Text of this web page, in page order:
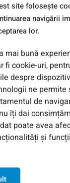
site foloseşte
navigării
lor.
mai bună
fi cookie-uri,
despre
ne permite
de
îți dai
poate avea
și
Rezervate